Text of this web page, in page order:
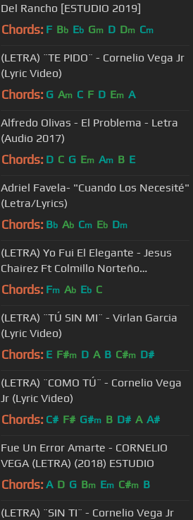
Del Rancho [ESTUDIO 2019]
Chords: F Bb Eb Gm D Dm Cm
(LETRA) ¨TE PIDO¨ - Cornelio Vega Jr
(Lyric Video)
Chords: G Am C F D Em A
Alfredo Olivas - El Problema - Letra
(Audio 2017)
Chords: D C G Em Am B E
Adriel Favela- "Cuando Los Necesité"
(Letra/Lyrics)
Chords: Bb Ab Cm Eb Dm
(LETRA) Yo Fui El Elegante - Jesus
Chairez Ft Colmillo Norteño
[ESTUDIO 2017]
Chords: Fm Ab Eb C
(LETRA) ¨TÚ SIN MI¨ - Virlan Garcia
(Lyric Video)
Chords: E F#m D A B C#m D#
(LETRA) ¨COMO TÚ¨ - Cornelio Vega
Jr (Lyric Video)
Chords: C# F# G#m B D# A A#
Fue Un Error Amarte - CORNELIO
VEGA (LETRA) (2018) ESTUDIO
Chords: A D G Bm Em C#m B
(LETRA) ¨SIN TI¨ - Cornelio Vega Jr